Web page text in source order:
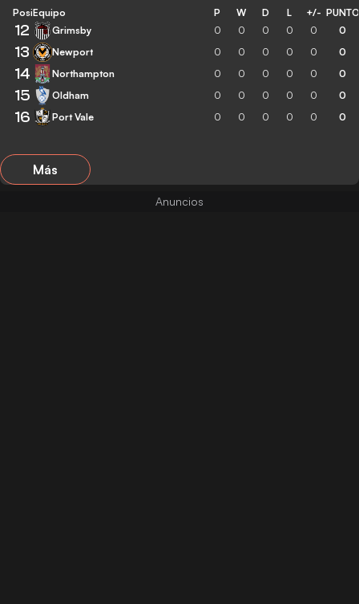
Posición
Equipo P W D L +/-
12 Grimsby 0 0 0 0 0 0
13 Newport 0 0 0 0 0 0
14 Northampton 0 0 0 0 0 0
15 Oldham 0 0 0 0 0 0
16 Port Vale 0 0 0 0 0 0
Más